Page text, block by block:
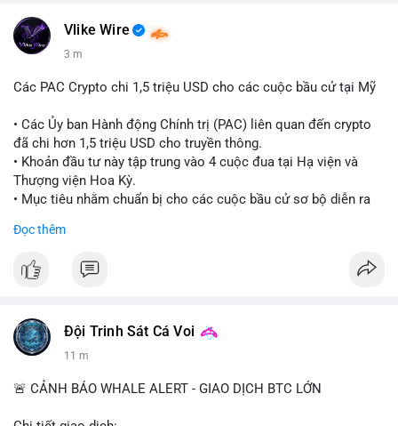
Vlike Wire
3 m
Các PAC Crypto chi 1,5 triệu USD cho các cuộc bầu cử tại Mỹ
• Các Ủy ban Hành động Chính trị (PAC) liên quan đến crypto
đã chi hơn 1,5 triệu USD cho truyền thông.
• Khoản đầu tư này tập trung vào 4 cuộc đua tại Hạ viện và
Thượng viện Hoa Kỳ.
• Mục tiêu nhằm chuẩn bị cho các cuộc bầu cử sơ bộ diễn ra
#vlikevn #titanbot
Đọc thêm
Đội Trinh Sát Cá Voi
11 m
🚨 CẢNH BÁO WHALE ALERT - GIAO DỊCH BTC LỚN